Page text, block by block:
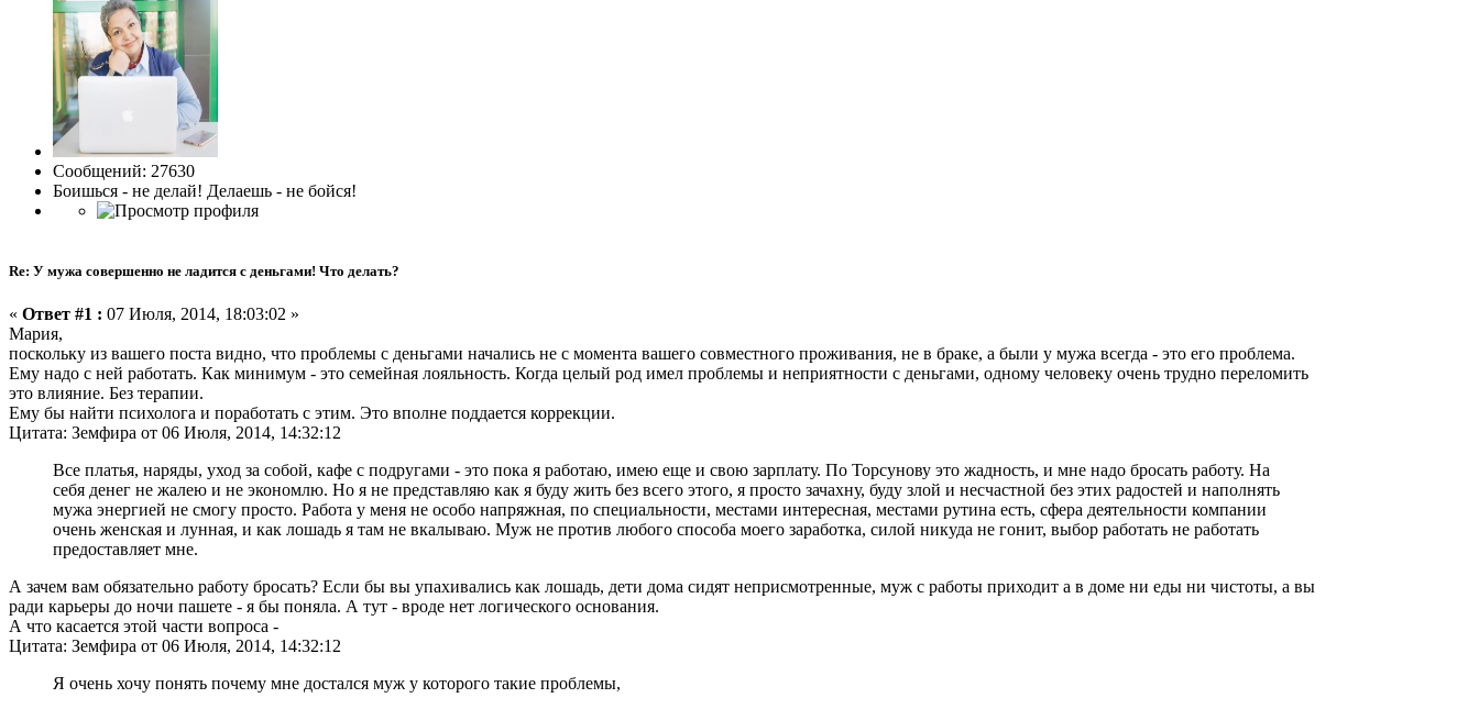
Сообщений: 27630
Боишься - не делай! Делаешь - не бойся!
Re: У мужа совершенно не ладится с деньгами! Что делать?
« Ответ #1 : 07 Июля, 2014, 18:03:02 »
Мария,
поскольку из вашего поста видно, что проблемы с деньгами начались не с момента вашего совместного проживания, не в браке, а были у мужа всегда - это его проблема.
Ему надо с ней работать. Как минимум - это семейная лояльность. Когда целый род имел проблемы и неприятности с деньгами, одному человеку очень трудно переломить
это влияние. Без терапии.
Ему бы найти психолога и поработать с этим. Это вполне поддается коррекции.
Цитата: Земфира от 06 Июля, 2014, 14:32:12
Все платья, наряды, уход за собой, кафе с подругами - это пока я работаю, имею еще и свою зарплату. По Торсунову это жадность, и мне надо бросать работу. На
себя денег не жалею и не экономлю. Но я не представляю как я буду жить без всего этого, я просто зачахну, буду злой и несчастной без этих радостей и наполнять
мужа энергией не смогу просто. Работа у меня не особо напряжная, по специальности, местами интересная, местами рутина есть, сфера деятельности компании
очень женская и лунная, и как лошадь я там не вкалываю. Муж не против любого способа моего заработка, силой никуда не гонит, выбор работать не работать
предоставляет мне.
А зачем вам обязательно работу бросать? Если бы вы упахивались как лошадь, дети дома сидят неприсмотренные, муж с работы приходит а в доме ни еды ни чистоты, а вы
ради карьеры до ночи пашете - я бы поняла. А тут - вроде нет логического основания.
А что касается этой части вопроса -
Цитата: Земфира от 06 Июля, 2014, 14:32:12
Я очень хочу понять почему мне достался муж у которого такие проблемы,